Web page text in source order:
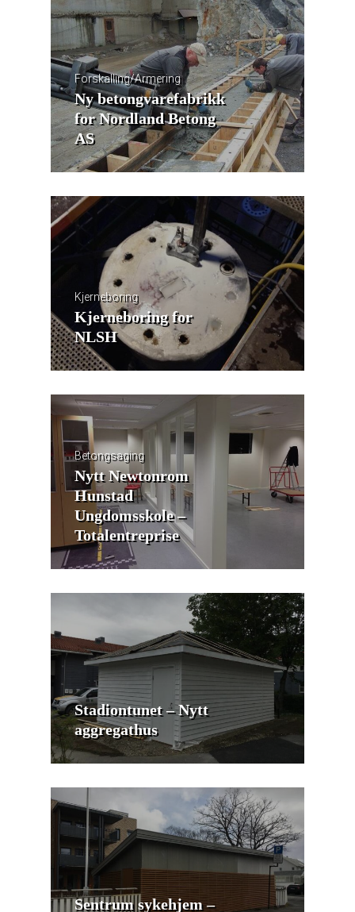
Forskalling/Armering
Ny betongvarefabrikk
for Nordland Betong
AS
Kjerneboring
Kjerneboring for
NLSH
Betongsaging
Nytt Newtonrom
Hunstad
Ungdomsskole –
Totalentreprise
Stadiontunet – Nytt
aggregathus
Sentrum sykehjem –